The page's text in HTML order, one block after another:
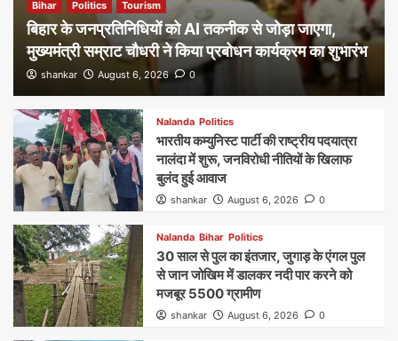
Bihar Politics Tourism
बिहार के जनप्रतिनिधियों को AI तकनीक से जोड़ा जाएगा,
मुख्यमंत्री सम्राट चौधरी ने किया प्रबोधन कार्यक्रम का शुभारंभ
shankar August 6, 2026 0
Nalanda Politics
भारतीय कम्युनिस्ट पार्टी की राष्ट्रीय पदयात्रा
नालंदा में शुरू, जनविरोधी नीतियों के खिलाफ
बुलंद हुई आवाज
shankar August 6, 2026 0
Nalanda Bihar Politics
30 साल से पुल का इंतजार, जुगाड़ के एंगल पुल
से जान जोखिम में डालकर नदी पार करने को
मजबूर 5500 ग्रामीण
shankar August 6, 2026 0